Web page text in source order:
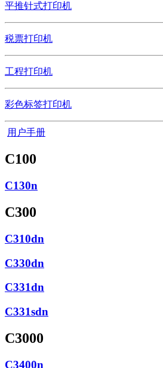
平推针式打印机
税票打印机
工程打印机
彩色标签打印机
用户手册
C100
C130n
C300
C310dn
C330dn
C331dn
C331sdn
C3000
C3400n